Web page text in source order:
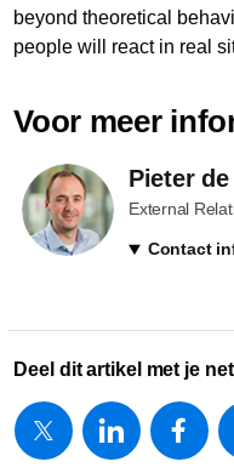
beyond theoretical
people will react in real
Voor meer
Pieter de
External
Contact
Deel dit artikel met je